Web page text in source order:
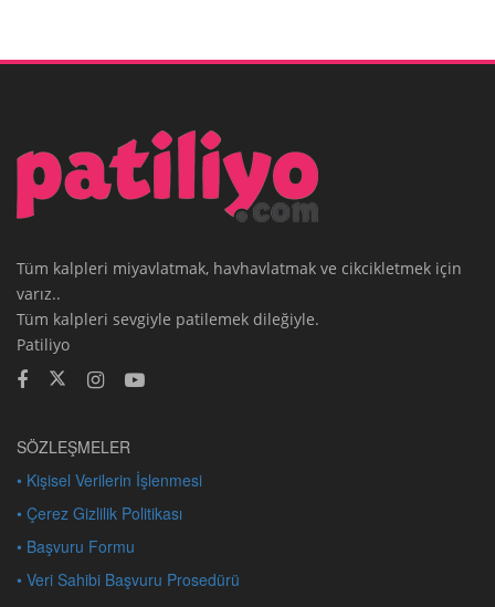
Tüm kalpleri miyavlatmak, havhavlatmak ve cikcikletmek için
varız..
Tüm kalpleri sevgiyle patilemek dileğiyle.
Patiliyo
SÖZLEŞMELER
• Kişisel Verilerin İşlenmesi
• Çerez Gizlilik Politikası
• Başvuru Formu
• Veri Sahibi Başvuru Prosedürü